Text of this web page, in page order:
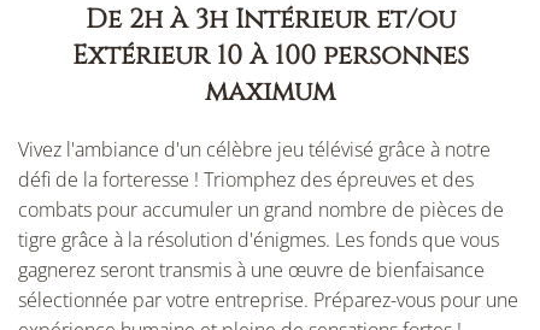
De 2h à 3h Intérieur et/ou
Extérieur 10 à 100 personnes
maximum
Vivez l'ambiance d'un célèbre jeu télévisé grâce à notre
défi de la forteresse ! Triomphez des épreuves et des
combats pour accumuler un grand nombre de pièces de
tigre grâce à la résolution d'énigmes. Les fonds que vous
gagnerez seront transmis à une œuvre de bienfaisance
sélectionnée par votre entreprise. Préparez-vous pour une